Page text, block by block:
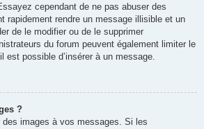
cependant de ne pas abuser des
rapidement rendre un message illisible et un
de le modifier ou de le supprimer
du forum peuvent également limiter le
est possible d’insérer à un message.
?
images à vos messages. Si les